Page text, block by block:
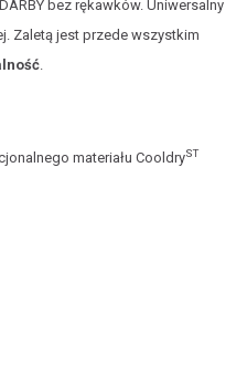
bez rękawków. Uniwersalny
Zaletą jest przede wszystkim
.
materiału CooldryST